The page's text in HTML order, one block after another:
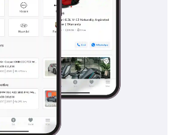
تنافسية وبهامش
عملاء استثنائية هي